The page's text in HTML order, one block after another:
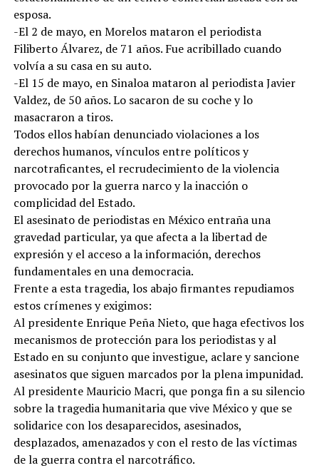
esposa.
-El 2 de mayo, en Morelos mataron el periodista
Filiberto Álvarez, de 71 años. Fue acribillado cuando
volvía a su casa en su auto.
-El 15 de mayo, en Sinaloa mataron al periodista Javier
Valdez, de 50 años. Lo sacaron de su coche y lo
masacraron a tiros.
Todos ellos habían denunciado violaciones a los
derechos humanos, vínculos entre políticos y
narcotraficantes, el recrudecimiento de la violencia
provocado por la guerra narco y la inacción o
complicidad del Estado.
El asesinato de periodistas en México entraña una
gravedad particular, ya que afecta a la libertad de
expresión y el acceso a la información, derechos
fundamentales en una democracia.
Frente a esta tragedia, los abajo firmantes repudiamos
estos crímenes y exigimos:
Al presidente Enrique Peña Nieto, que haga efectivos los
mecanismos de protección para los periodistas y al
Estado en su conjunto que investigue, aclare y sancione
asesinatos que siguen marcados por la plena impunidad.
Al presidente Mauricio Macri, que ponga fin a su silencio
sobre la tragedia humanitaria que vive México y que se
solidarice con los desaparecidos, asesinados,
desplazados, amenazados y con el resto de las víctimas
de la guerra contra el narcotráfico.